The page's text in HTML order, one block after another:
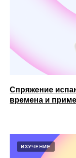
Спряжение
времена и
ИЗУЧЕНИЕ